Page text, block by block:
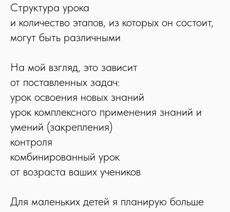
Структура урока
и количество этапов, из которых он состоит,
могут быть различными
На мой взгляд, это зависит
от поставленных задач:
урок освоения новых знаний
урок комплексного применения знаний и
умений (закрепления)
контроля
комбинированный урок
от возраста ваших учеников
Для маленьких детей я планирую больше